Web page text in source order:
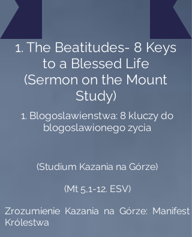
1. The Beatitudes- 8 Keys
to a Blessed Life
(Sermon on the Mount
Study)
1. Blogoslawienstwa: 8 kluczy do
blogoslawionego zycia
(Studium Kazania na Górze)
(Mt 5,1-12. ESV)
Zrozumienie Kazania na Górze: Manifest
Królestwa